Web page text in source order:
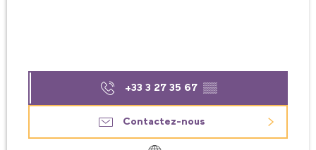
+33 3 27 35 67 ▒▒
Contactez-nous